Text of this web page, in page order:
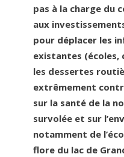
pas à la charge du
aux
pour déplacer les
existantes (écoles,
les dessertes
extrêmement
sur la santé de la
survolée et sur
notamment de
flore du lac de